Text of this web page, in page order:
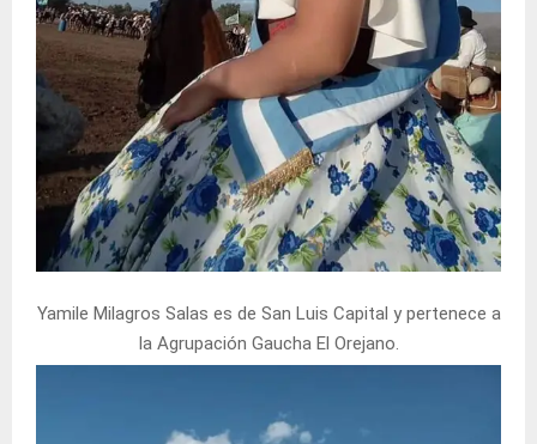
Yamile Milagros Salas es de San Luis Capital y pertenece a
la Agrupación Gaucha El Orejano.